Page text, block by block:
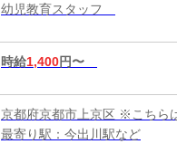
幼児教育スタッフ
時給1,400円〜
京都府京都市上京区 ※こちら
最寄り駅：今出川駅など